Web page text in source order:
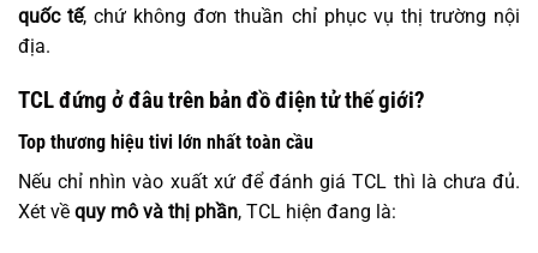
quốc tế, chứ không đơn thuần chỉ phục vụ thị trường nội
địa.
TCL đứng ở đâu trên bản đồ điện tử thế giới?
Top thương hiệu tivi lớn nhất toàn cầu
Nếu chỉ nhìn vào xuất xứ để đánh giá TCL thì là chưa đủ.
Xét về quy mô và thị phần, TCL hiện đang là: